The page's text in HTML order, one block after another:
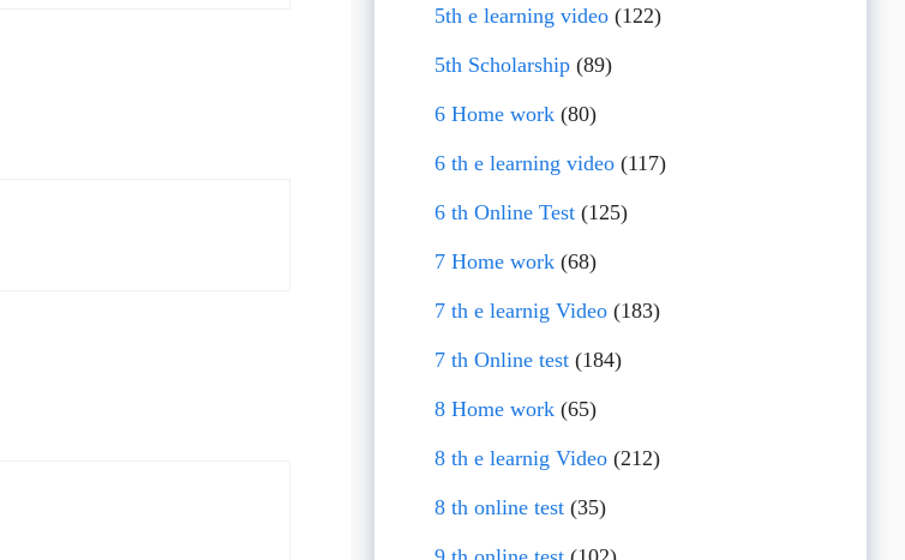
5th e learning video(122)
5th Scholarship(89)
6 Home work(80)
6 th e learning video(117)
6 th Online Test(125)
7 Home work(68)
7 th e learnig Video(183)
7 th Online test(184)
8 Home work(65)
8 th e learnig Video(212)
8 th online test(35)